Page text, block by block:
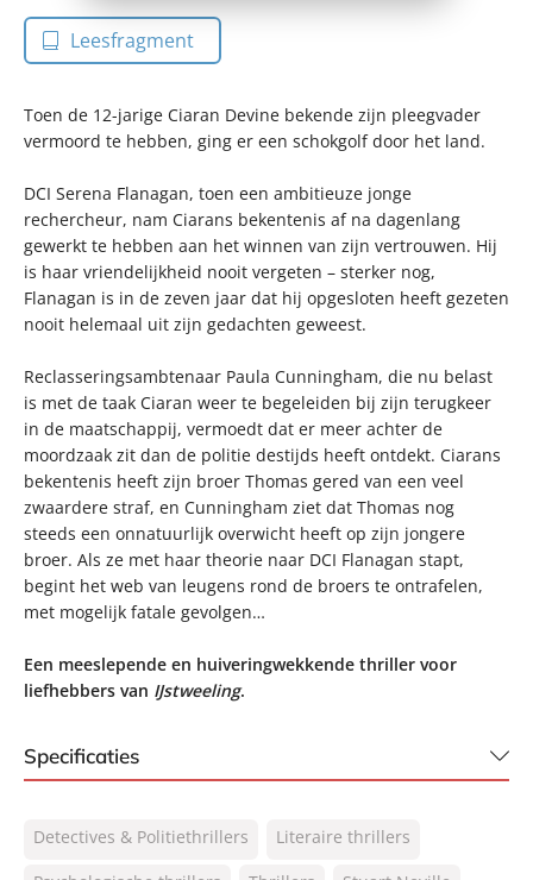
Leesfragment
Toen de 12-jarige Ciaran Devine bekende zijn pleegvader
vermoord te hebben, ging er een schokgolf door het land.
DCI Serena Flanagan, toen een ambitieuze jonge
rechercheur, nam Ciarans bekentenis af na dagenlang
gewerkt te hebben aan het winnen van zijn vertrouwen. Hij
is haar vriendelijkheid nooit vergeten – sterker nog,
Flanagan is in de zeven jaar dat hij opgesloten heeft gezeten
nooit helemaal uit zijn gedachten geweest.
Reclasseringsambtenaar Paula Cunningham, die nu belast
is met de taak Ciaran weer te begeleiden bij zijn terugkeer
in de maatschappij, vermoedt dat er meer achter de
moordzaak zit dan de politie destijds heeft ontdekt. Ciarans
bekentenis heeft zijn broer Thomas gered van een veel
zwaardere straf, en Cunningham ziet dat Thomas nog
steeds een onnatuurlijk overwicht heeft op zijn jongere
broer. Als ze met haar theorie naar DCI Flanagan stapt,
begint het web van leugens rond de broers te ontrafelen,
met mogelijk fatale gevolgen…
Een meeslepende en huiveringwekkende thriller voor
liefhebbers van IJstweeling.
Specificaties
NUR:
305
Detectives & Politiethrillers
Literaire thrillers